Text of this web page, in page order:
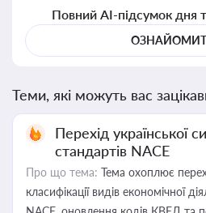
Повний AI-підсумок дня
Теми, які можуть вас
Перехід української
стандартів NACE
Про що тема: Тема охоплює
класифікації видів економічної